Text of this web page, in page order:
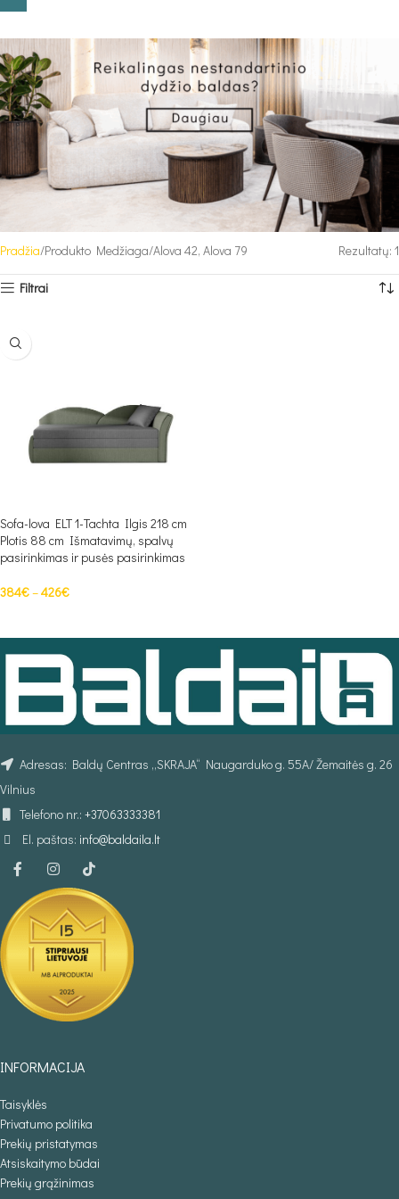
Pradžia Produkto Medžiaga Alova 42, Alova 79 Rezultatų: 1
Filtrai
Sofa-lova ELT 1-Tachta Ilgis 218 cm
Plotis 88 cm Išmatavimų, spalvų
pasirinkimas ir pusės pasirinkimas
384€–426€
Adresas: Baldų Centras „SKRAJA“ Naugarduko g. 55A/ Žemaitės g. 26
Vilnius
Telefono nr.: +37063333381
El. paštas: info@baldaila.lt
INFORMACIJA
Taisyklės
Privatumo politika
Prekių pristatymas
Atsiskaitymo būdai
Prekių grąžinimas